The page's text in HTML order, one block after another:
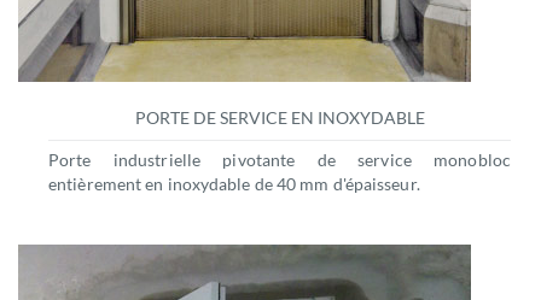
PORTE DE SERVICE EN INOXYDABLE
Porte industrielle pivotante de service monobloc
entièrement en inoxydable de 40 mm d'épaisseur.